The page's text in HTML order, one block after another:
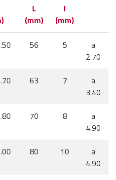
L
(mm)
l
(mm)
56 5
a
2.70
63 7
a
3.40
70 8
a
4.90
80 10
a
4.90